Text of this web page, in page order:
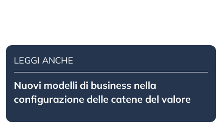
LEGGI ANCHE
Nuovi modelli di business nella
configurazione delle catene del valore